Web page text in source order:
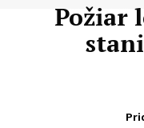
Požiar